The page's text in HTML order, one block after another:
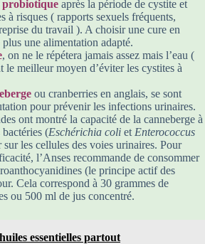
probiotique après la période de cystite et
à risques ( rapports sexuels fréquents,
du travail ). A choisir une cure en
une alimentation adapté.
, on ne le répétera jamais assez mais l’eau (
le meilleur moyen d’éviter les cystites à
ou cranberries en anglais, se sont
pour prévenir les infections urinaires.
ont montré la capacité de la canneberge à
bactéries (Eschérichia coli et Enterococcus
sur les cellules des voies urinaires. Pour
l’Anses recommande de consommer
(le principe actif des
Cela correspond à 30 grammes de
ou 500 ml de jus concentré.
essentielles partout